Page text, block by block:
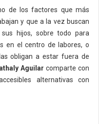
de los factores que más
y que a la vez buscan
hijos, sobre todo para
en el centro de labores, o
obligan a estar fuera de
Aguilar comparte con
alternativas con